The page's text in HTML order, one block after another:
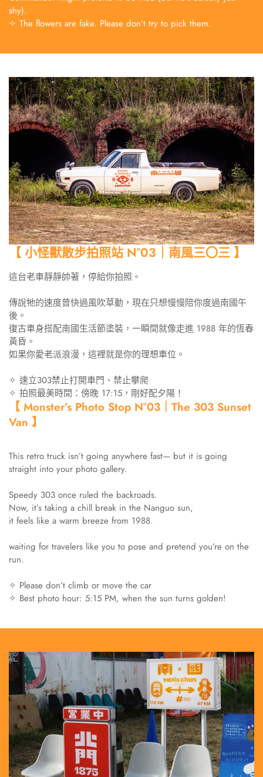
shy).
✧ The flowers are fake. Please don’t try to pick them.
【 小怪獸散步拍照站 N°03｜南風三〇三 】
這台老車靜靜帥著，停給你拍照。
傳說牠的速度曾快過風吹草動，現在只想慢慢陪你度過南國午
後。
復古車身搭配南國生活節塗裝，一瞬間就像走進 1988 年的恆春
黃昏。
如果你愛老派浪漫，這裡就是你的理想車位。
✧ 速立303禁止打開車門、禁止攀爬
✧ 拍照最美時間：傍晚 17:15，剛好配夕陽！
【 Monster’s Photo Stop N°03｜The 303 Sunset
Van 】
This retro truck isn’t going anywhere fast— but it is going
straight into your photo gallery.
Speedy 303 once ruled the backroads.
Now, it’s taking a chill break in the Nanguo sun,
it feels like a warm breeze from 1988.
waiting for travelers like you to pose and pretend you’re on the
run.
✧ Please don’t climb or move the car
✧ Best photo hour: 5:15 PM, when the sun turns golden!